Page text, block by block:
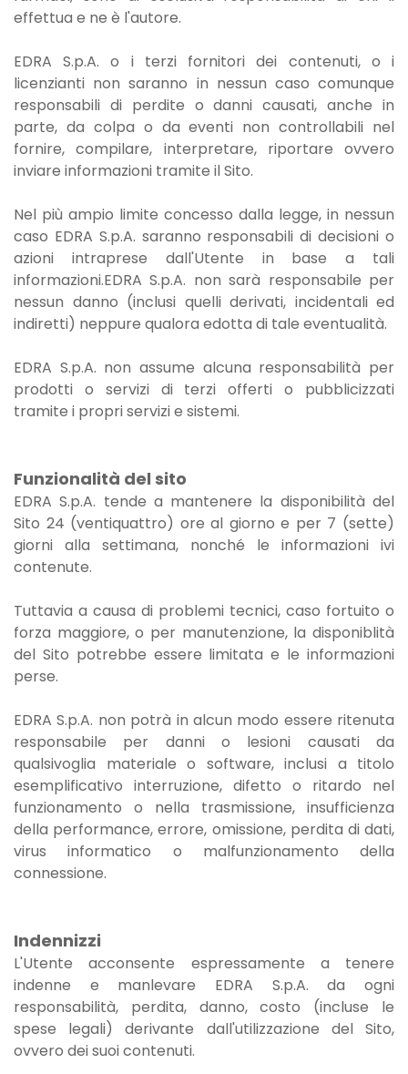
effettua e ne è l'autore.
EDRA S.p.A. o i terzi fornitori dei contenuti, o i
licenzianti non saranno in nessun caso comunque
responsabili di perdite o danni causati, anche in
parte, da colpa o da eventi non controllabili nel
fornire, compilare, interpretare, riportare ovvero
inviare informazioni tramite il Sito.
Nel più ampio limite concesso dalla legge, in nessun
caso EDRA S.p.A. saranno responsabili di decisioni o
azioni intraprese dall'Utente in base a tali
informazioni.EDRA S.p.A. non sarà responsabile per
nessun danno (inclusi quelli derivati, incidentali ed
indiretti) neppure qualora edotta di tale eventualità.
EDRA S.p.A. non assume alcuna responsabilità per
prodotti o servizi di terzi offerti o pubblicizzati
tramite i propri servizi e sistemi.
Funzionalità del sito
EDRA S.p.A. tende a mantenere la disponibilità del
Sito 24 (ventiquattro) ore al giorno e per 7 (sette)
giorni alla settimana, nonché le informazioni ivi
contenute.
Tuttavia a causa di problemi tecnici, caso fortuito o
forza maggiore, o per manutenzione, la disponiblità
del Sito potrebbe essere limitata e le informazioni
perse.
EDRA S.p.A. non potrà in alcun modo essere ritenuta
responsabile per danni o lesioni causati da
qualsivoglia materiale o software, inclusi a titolo
esemplificativo interruzione, difetto o ritardo nel
funzionamento o nella trasmissione, insufficienza
della performance, errore, omissione, perdita di dati,
virus informatico o malfunzionamento della
connessione.
Indennizzi
L'Utente acconsente espressamente a tenere
indenne e manlevare EDRA S.p.A. da ogni
responsabilità, perdita, danno, costo (incluse le
spese legali) derivante dall'utilizzazione del Sito,
ovvero dei suoi contenuti.